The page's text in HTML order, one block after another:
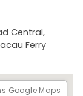
d'un
gratuit de
de golf ou les
Central,
Ferry
Google Maps